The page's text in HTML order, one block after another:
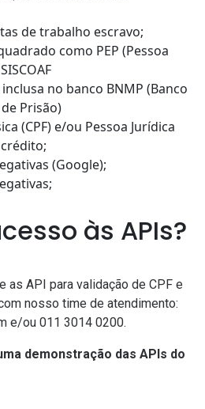
de trabalho escravo;
como PEP (Pessoa
no banco BNMP (Banco
Prisão)
(CPF) e/ou Pessoa Jurídica
(Google);
às APIs?
as API para validação de CPF e
nosso time de atendimento:
e/ou 011 3014 0200.
demonstração das APIs do